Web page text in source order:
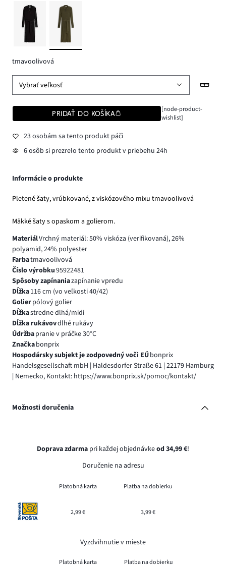
tmavoolivová
Vybrať veľkosť
PRIDAŤ DO KOŠÍKA
[node-product-
wishlist]
23 osobám sa tento produkt páči
6 osôb si prezrelo tento produkt v priebehu 24h
Informácie o produkte
Pletené šaty, vrúbkované, z viskózového mixu tmavoolivová
Mäkké šaty s opaskom a golierom.
MateriálVrchný materiál: 50% viskóza (verifikovaná), 26%
polyamid, 24% polyester
Farbatmavoolivová
Číslo výrobku95922481
Spôsoby zapínaniazapínanie vpredu
Dĺžka116 cm (vo veľkosti 40/42)
Golierpólový golier
Dĺžkastredne dlhá/midi
Dĺžka rukávovdlhé rukávy
Údržbapranie v práčke 30°C
Značkabonprix
Hospodársky subjekt je zodpovedný voči EÚbonprix
Handelsgesellschaft mbH | Haldesdorfer Straße 61 | 22179 Hamburg
| Nemecko, Kontakt: https://www.bonprix.sk/pomoc/kontakt/
Možnosti doručenia
Doprava zdarma pri každej objednávkeod 34,99 €!
Doručenie na adresu
Platobná karta Platba na dobierku
2,99 € 3,99 €
Vyzdvihnutie v mieste
Platobná karta Platba na dobierku